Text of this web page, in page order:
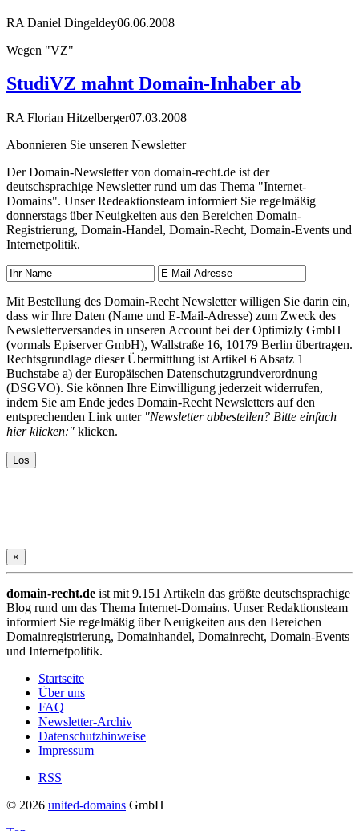
RA Daniel Dingeldey06.06.2008
Wegen "VZ"
StudiVZ mahnt Domain-Inhaber ab
RA Florian Hitzelberger07.03.2008
Abonnieren Sie unseren Newsletter
Der Domain-Newsletter von domain-recht.de ist der
deutschsprachige Newsletter rund um das Thema "Internet-
Domains". Unser Redeaktionsteam informiert Sie regelmäßig
donnerstags über Neuigkeiten aus den Bereichen Domain-
Registrierung, Domain-Handel, Domain-Recht, Domain-Events und
Internetpolitik.
Mit Bestellung des Domain-Recht Newsletter willigen Sie darin ein,
dass wir Ihre Daten (Name und E-Mail-Adresse) zum Zweck des
Newsletterversandes in unseren Account bei der Optimizly GmbH
(vormals Episerver GmbH), Wallstraße 16, 10179 Berlin übertragen.
Rechtsgrundlage dieser Übermittlung ist Artikel 6 Absatz 1
Buchstabe a) der Europäischen Datenschutzgrundverordnung
(DSGVO). Sie können Ihre Einwilligung jederzeit widerrufen,
indem Sie am Ende jedes Domain-Recht Newsletters auf den
entsprechenden Link unter "Newsletter abbestellen? Bitte einfach
hier klicken:" klicken.
×
domain-recht.de ist mit 9.151 Artikeln das größte deutschsprachige
Blog rund um das Thema Internet-Domains. Unser Redaktionsteam
informiert Sie regelmäßig über Neuigkeiten aus den Bereichen
Domainregistrierung, Domainhandel, Domainrecht, Domain-Events
und Internetpolitik.
Startseite
Über uns
FAQ
Newsletter-Archiv
Datenschutzhinweise
Impressum
RSS
© 2026 united-domains GmbH